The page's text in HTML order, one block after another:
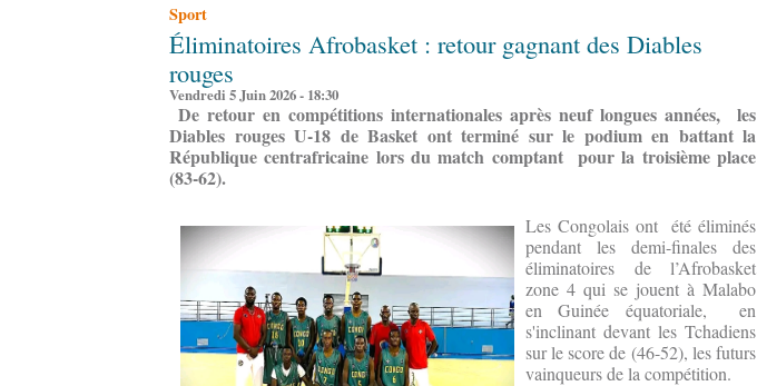
Sport
Éliminatoires Afrobasket : retour gagnant des Diables
rouges
Vendredi 5 Juin 2026 - 18:30
De retour en compétitions internationales après neuf longues années, les
Diables rouges U-18 de Basket ont terminé sur le podium en battant la
République centrafricaine lors du match comptant pour la troisième place
(83-62).
Les Congolais ont été éliminés
pendant les demi-finales des
éliminatoires de l’Afrobasket
zone 4 qui se jouent à Malabo
en Guinée équatoriale, en
s'inclinant devant les Tchadiens
sur le score de (46-52), les futurs
vainqueurs de la compétition.